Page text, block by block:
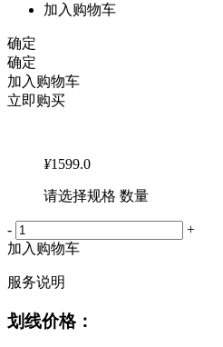
加入购物车
确定
确定
加入购物车
立即购买
¥1599.0
请选择规格 数量
-
+
加入购物车
服务说明
划线价格：